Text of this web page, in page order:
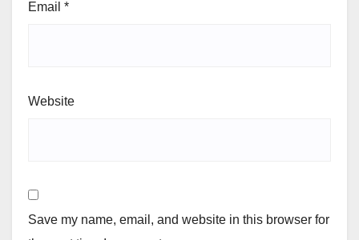
Email *
Website
Save my name, email, and website in this browser for